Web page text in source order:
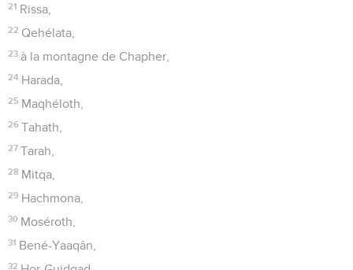
21 Rissa,
22 Qehélata,
23 à la montagne de Chapher,
24 Harada,
25 Maqhéloth,
26 Tahath,
27 Tarah,
28 Mitqa,
29 Hachmona,
30 Moséroth,
31 Bené-Yaaqân,
32